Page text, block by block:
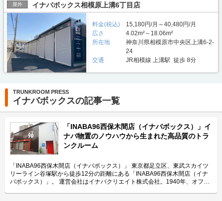
屋外 イナバボックス相模原上溝6丁目店
料金(税込)
15,180円/月～40,480円/月
広さ
4.02m²～18.06m²
所在地
神奈川県相模原市中央区上溝6-2-
24
交通
JR相模線 上溝駅 徒歩 8分
TRUNKROOM PRESS
イナバボックスの記事一覧
「INABA96西保木間店（イナバボックス）」イ
ナバ物置のノウハウから生まれた高品質のトラ
ンクルーム
「INABA96西保木間店（イナバボックス）」 東京都足立区、東武スカイツ
リーライン谷塚駅から徒歩12分の距離にある「INABA96西保木間店（イナ
バボックス）」。 運営会社はイナバクリエイト株式会社。1940年、オフィ